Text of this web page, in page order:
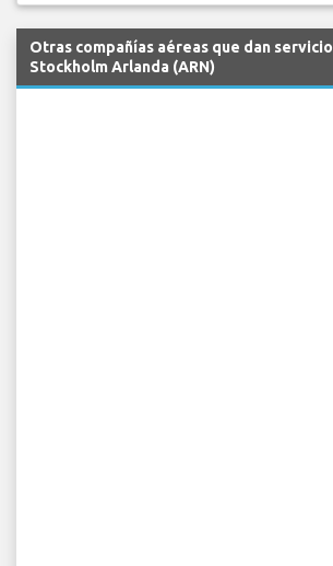
Otras compañías aéreas que dan
Stockholm Arlanda (ARN)